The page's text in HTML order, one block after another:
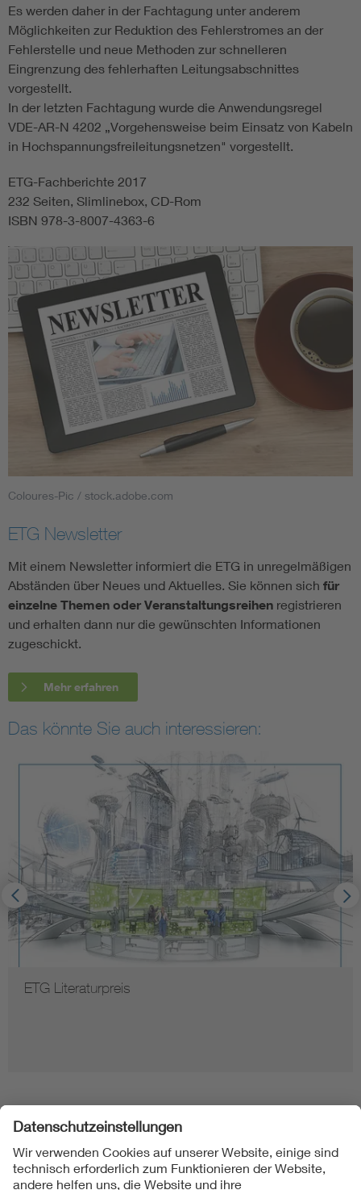
Es werden daher in der Fachtagung unter anderem
Möglichkeiten zur Reduktion des Fehlerstromes an der
Fehlerstelle und neue Methoden zur schnelleren
Eingrenzung des fehlerhaften Leitungsabschnittes
vorgestellt.
In der letzten Fachtagung wurde die Anwendungsregel
VDE-AR-N 4202 „Vorgehensweise beim Einsatz von Kabeln
in Hochspannungsfreileitungsnetzen" vorgestellt.
ETG-Fachberichte 2017
232 Seiten, Slimlinebox, CD-Rom
ISBN 978-3-8007-4363-6
Coloures-Pic / stock.adobe.com
ETG Newsletter
Mit einem Newsletter informiert die ETG in unregelmäßigen
Abständen über Neues und Aktuelles. Sie können sich für
einzelne Themen oder Veranstaltungsreihen registrieren
und erhalten dann nur die gewünschten Informationen
zugeschickt.
Mehr erfahren
Das könnte Sie auch interessieren:
ETG Literaturpreis
Folgen Sie uns